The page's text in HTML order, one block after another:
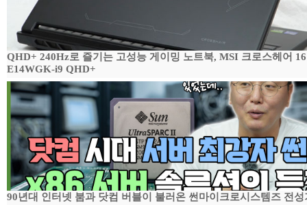
QHD+ 240Hz로 즐기는 고성능 게이밍 노트북, MSI 크로스헤어
E14WGK-i9 QHD+
90년대 인터넷 붐과 닷컴 버블이 불러온 썬마이크로시스템즈 전성